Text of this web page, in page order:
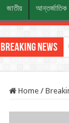
জাতীয় আন্তর্জাতিক
Breaking News
Home /